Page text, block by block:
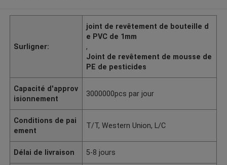
Surligner:
joint de revêtement de bouteille d
e PVC de 1mm
,
Joint de revêtement de mousse de
PE de pesticides
Capacité d'approv
isionnement
3000000pcs par jour
Conditions de pai
ement
T/T, Western Union, L/C
Délai de livraison 5-8 jours